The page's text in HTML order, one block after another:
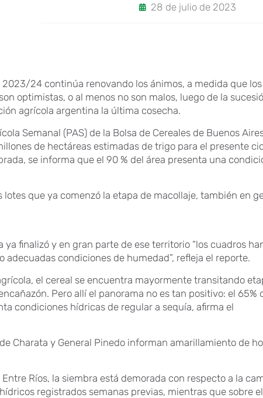
28 de julio de 2023
24 continúa renovando los ánimos, a medida que los
optimistas, o al menos no son malos, luego de la
agrícola argentina la última cosecha.
Semanal (PAS) de la Bolsa de Cereales de Buenos
de hectáreas estimadas de trigo para el presente
se informa que el 90 % del área presenta una
lotes que ya comenzó la etapa de macollaje, también en
ya finalizó y en gran parte de ese territorio “los cuadros
adecuadas condiciones de humedad”, refleja el reporte.
el cereal se encuentra mayormente transitando
Pero allí el panorama no es tan positivo: el 65%
condiciones hídricas de regular a sequía, afirma el
Charata y General Pinedo informan amarillamiento de
Ríos, la siembra está demorada con respecto a la
registrados semanas previas, mientras que sobre el